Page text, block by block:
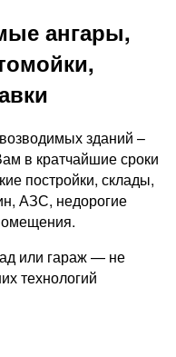
ангары,
зданий –
в кратчайшие сроки
постройки, склады,
АЗС, недорогие
или гараж — не
технологий